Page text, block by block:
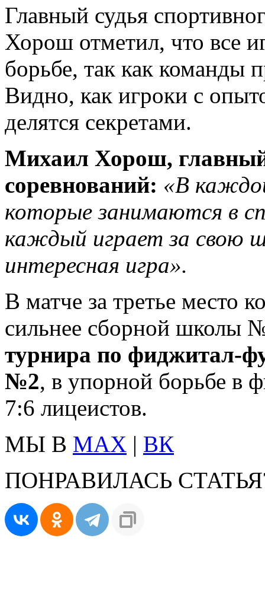
Главный судья
Хорош отметил, что все
борьбе, так как команды
Видно, как игроки с
делятся секретами.
Михаил Хорош, главный
соревнований: «В
которые занимаются в
каждый играет за свою
интересная игра».
В матче за третье место
сильнее сборной школы
турнира по фиджитал-
№2, в упорной борьбе в
7:6 лицеистов.
МЫ В MAX | ВК
ПОНРАВИЛАСЬ